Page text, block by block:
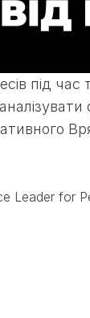
під час
Leader for